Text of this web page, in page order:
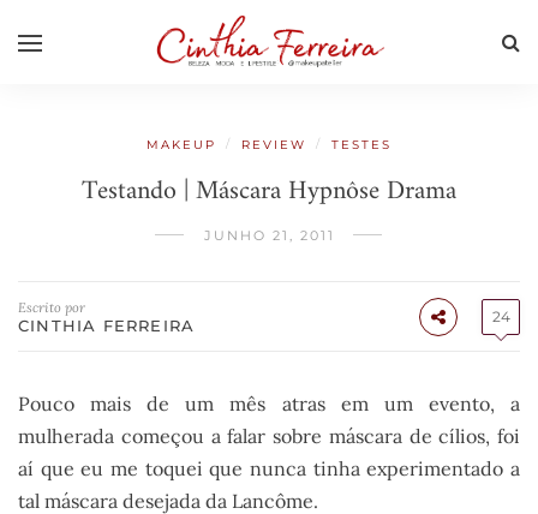
MAKEUP / REVIEW / TESTES
Testando | Máscara Hypnôse Drama
JUNHO 21, 2011
Escrito por
CINTHIA FERREIRA 24
Pouco mais de um mês atras em um evento, a
mulherada começou a falar sobre máscara de cílios, foi
aí que eu me toquei que nunca tinha experimentado a
tal máscara desejada da Lancôme.